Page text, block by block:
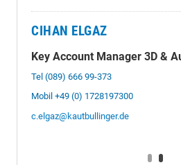
CIHAN ELGAZ
Key Account Manager 3D &
Tel (089) 666 99-373
Mobil +49 (0) 1728197300
c.elgaz@kautbullinger.de